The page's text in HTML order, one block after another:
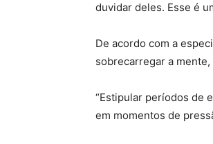
duvidar deles. Esse é
De acordo com a
sobrecarregar a
“Estipular períodos de
em momentos de